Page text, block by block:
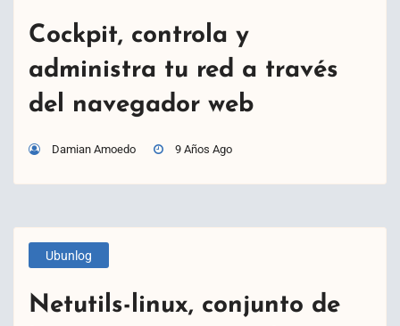
Cockpit, controla y
administra tu red a través
del navegador web
Damian Amoedo 9 Años Ago
Ubunlog
Netutils-linux, conjunto de